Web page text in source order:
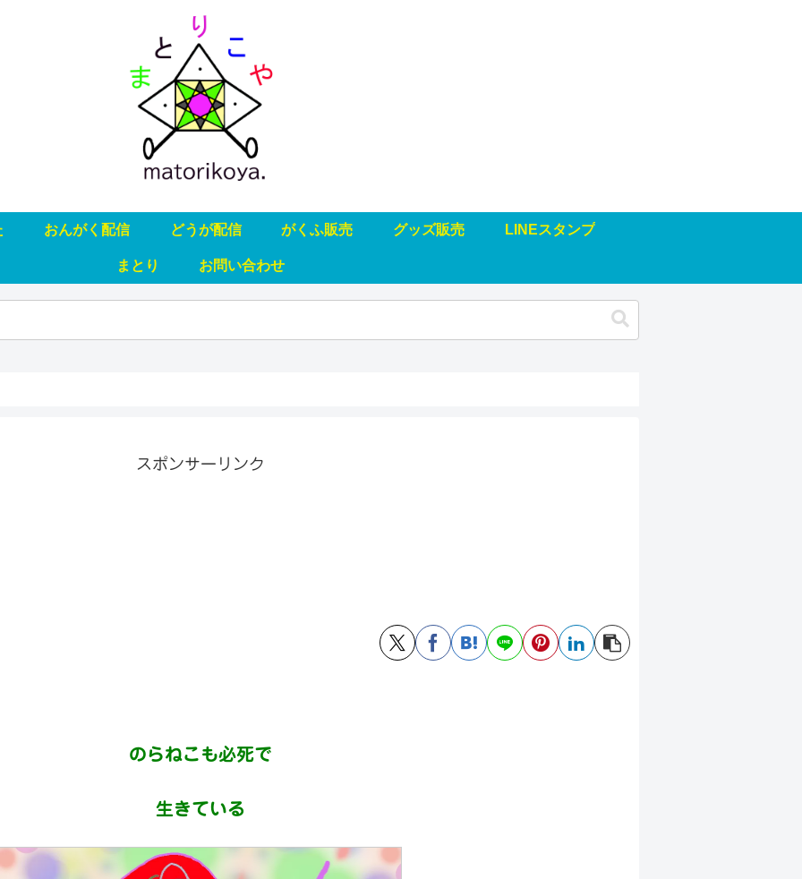
おんがく配信 どうが配信 がくふ販売 グッズ販売 LINEスタンプ
まとり お問い合わせ
スポンサーリンク
のらねこも必死で
生きている